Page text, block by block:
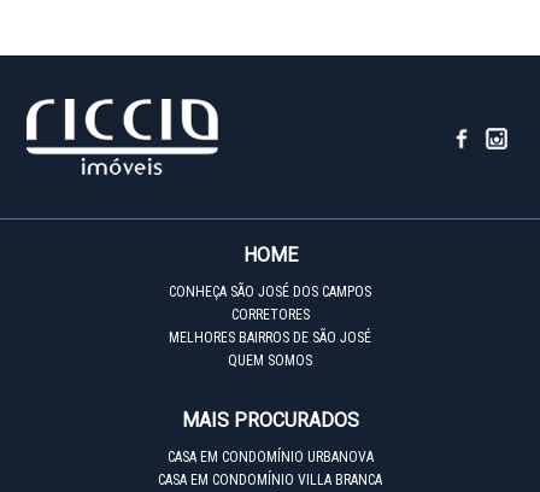
HOME
CONHEÇA SÃO JOSÉ DOS CAMPOS
CORRETORES
MELHORES BAIRROS DE SÃO JOSÉ
QUEM SOMOS
MAIS PROCURADOS
CASA EM CONDOMÍNIO URBANOVA
CASA EM CONDOMÍNIO VILLA BRANCA